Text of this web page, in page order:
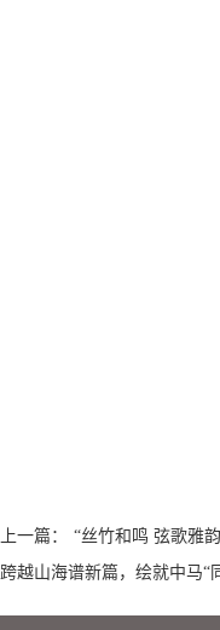
上一篇：
“丝竹和鸣 弦歌雅
跨越山海谱新篇，绘就中马“